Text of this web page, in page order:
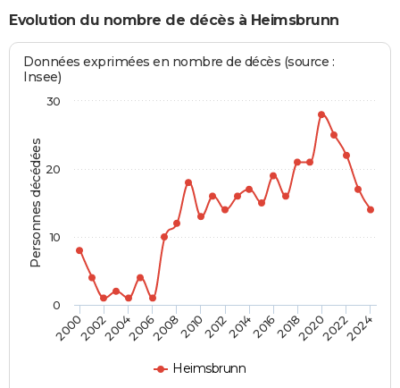
Evolution du nombre de décès à Heimsbrunn
Personnes décédées
Données exprimées en nombre de décès (source :
Insee)
Heimsbrunn
2000200220042006200820102012201420162018202020222024
0
10
20
30